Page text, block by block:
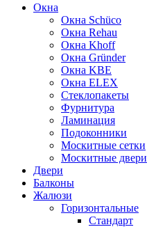
Окна
Окна Schüco
Окна Rehau
Окна Khoff
Окна Gründer
Окна KBE
Окна ELEX
Стеклопакеты
Фурнитура
Ламинация
Подоконники
Москитные сетки
Москитные двери
Двери
Балконы
Жалюзи
Горизонтальные
Стандарт